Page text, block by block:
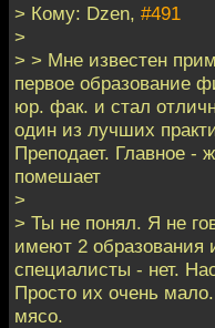
> Кому: Dzen, #491
>
> > Мне известен
первое образование
юр. фак. и стал
один из лучших
Преподает. Главное -
помешает
>
> Ты не понял. Я не
имеют 2 образования
специалисты - нет.
Просто их очень
мясо.